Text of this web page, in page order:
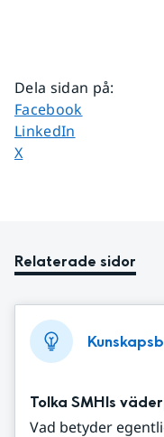
Dela sidan på:
Dela sidan på
Facebook
Dela sidan på
LinkedIn
Dela sidan på
X
Relaterade sidor
Tolka SMHIs
Vad betyder